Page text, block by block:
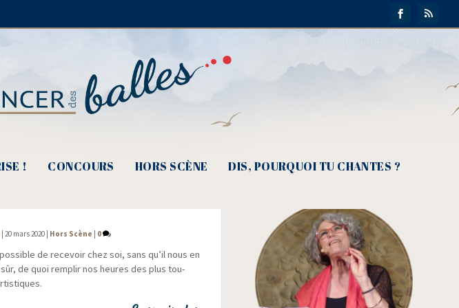
! CONCOURS HORS SCÈNE DIS, POURQUOI TU CHANTES ?
|20 mars 2020 Hors Scène 0
de rece­voir chez soi, sans qu’il nous en
de quoi rem­plir nos heures des plus tou­